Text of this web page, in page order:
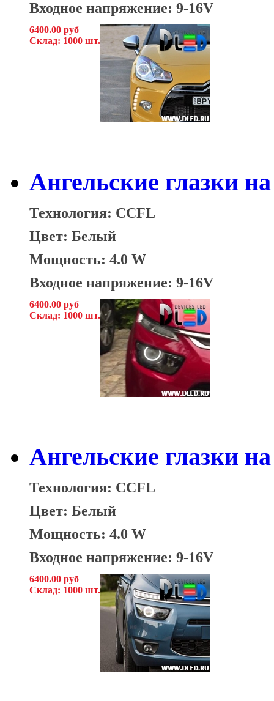
Входное напряжение: 9-16V
6400.00 руб
Склад: 1000 шт.
Ангельские глазки
Технология: CCFL
Цвет: Белый
Мощность: 4.0 W
Входное напряжение: 9-16V
6400.00 руб
Склад: 1000 шт.
Ангельские глазки
Технология: CCFL
Цвет: Белый
Мощность: 4.0 W
Входное напряжение: 9-16V
6400.00 руб
Склад: 1000 шт.